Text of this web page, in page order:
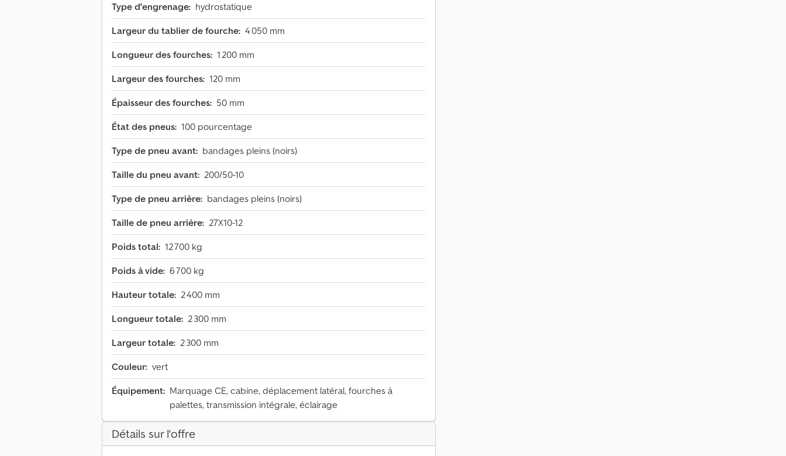
Type d'engrenage: hydrostatique
Largeur du tablier de fourche: 4 050 mm
Longueur des fourches: 1 200 mm
Largeur des fourches: 120 mm
Épaisseur des fourches: 50 mm
État des pneus: 100 pourcentage
Type de pneu avant: bandages pleins (noirs)
Taille du pneu avant: 200/50-10
Type de pneu arrière: bandages pleins (noirs)
Taille de pneu arrière: 27X10-12
Poids total: 12 700 kg
Poids à vide: 6 700 kg
Hauteur totale: 2 400 mm
Longueur totale: 2 300 mm
Largeur totale: 2 300 mm
Couleur: vert
Équipement: Marquage CE, cabine, déplacement latéral, fourches à
palettes, transmission intégrale, éclairage
Détails sur l'offre